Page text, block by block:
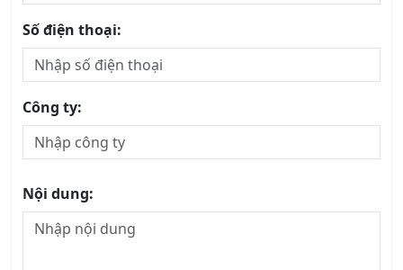
Công ty:
Nội dung: